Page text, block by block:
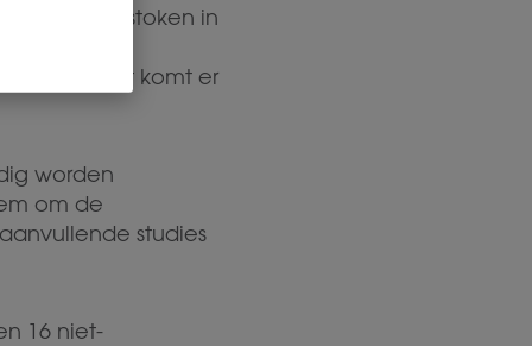
werk gestoken in
maar wat komt er
worden
om de
studies
16 niet-